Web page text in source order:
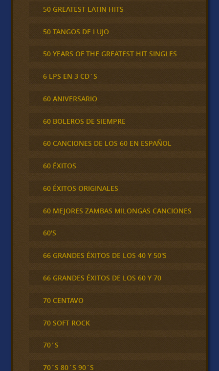
50 GREATEST LATIN HITS
50 TANGOS DE LUJO
50 YEARS OF THE GREATEST HIT SINGLES
6 LPS EN 3 CD´S
60 ANIVERSARIO
60 BOLEROS DE SIEMPRE
60 CANCIONES DE LOS 60 EN ESPAÑOL
60 ÉXITOS
60 ÉXITOS ORIGINALES
60 MEJORES ZAMBAS MILONGAS CANCIONES
60'S
66 GRANDES ÉXITOS DE LOS 40 Y 50'S
66 GRANDES ÉXITOS DE LOS 60 Y 70
70 CENTAVO
70 SOFT ROCK
70´S
70´S 80´S 90´S